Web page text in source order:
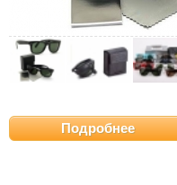
Подробнее